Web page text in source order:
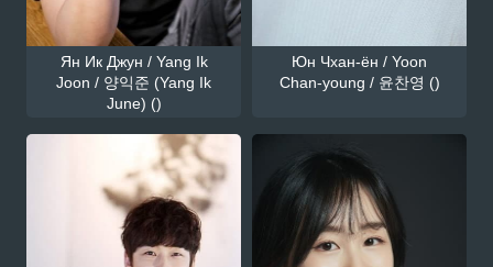
Ян Ик Джун / Yang Ik
Joon / 양익준 (Yang Ik
June) ()
Юн Чхан-ён / Yoon
Chan-young / 윤찬영 ()